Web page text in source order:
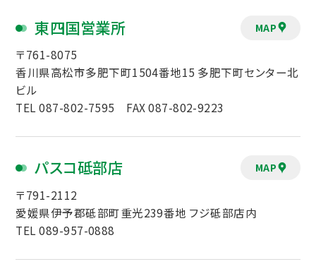
東四国営業所
〒761-8075
香川県高松市多肥下町1504番地15 多肥下町センター北
ビル
TEL 087-802-7595 FAX 087-802-9223
MAP
パスコ砥部店
〒791-2112
愛媛県伊予郡砥部町重光239番地 フジ砥部店内
TEL 089-957-0888
MAP